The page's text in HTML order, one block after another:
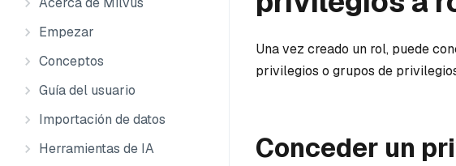
Empezar
Conceptos
Guía del usuario
Importación de datos
Herramientas de IA
Una vez creado un rol, puede
privilegios o grupos de
Conceder un